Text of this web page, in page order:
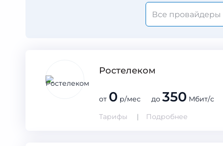
Ростелеком
от 0 р/мес до 350 Мбит/с
Тарифы
Подробнее